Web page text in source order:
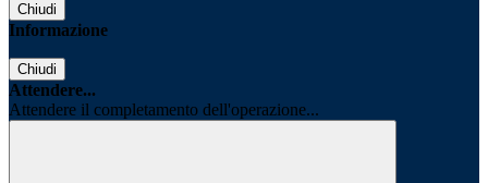
Chiudi
Informazione
Chiudi
Attendere...
Attendere il completamento dell'operazione...